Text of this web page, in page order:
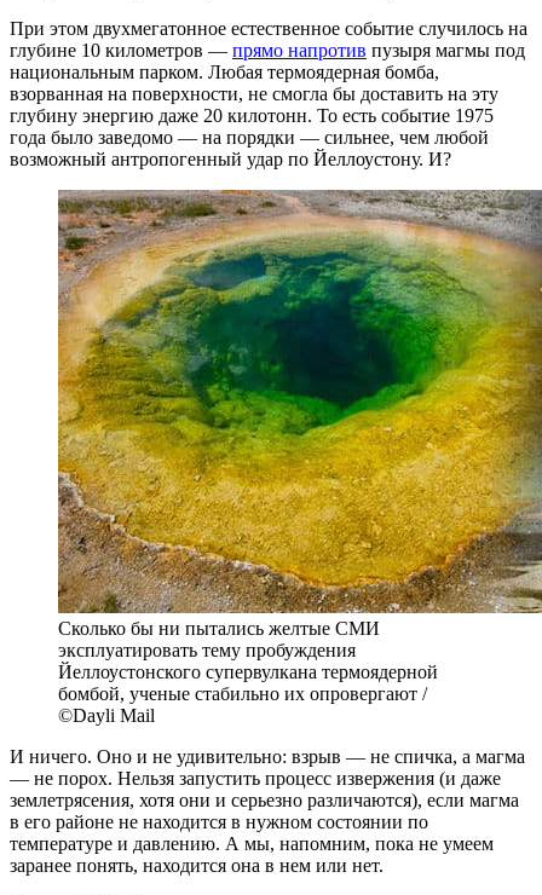
При этом двухмегатонное естественное событие случилось на
глубине 10 километров — прямо напротив пузыря магмы под
национальным парком. Любая термоядерная бомба,
взорванная на поверхности, не смогла бы доставить на эту
глубину энергию даже 20 килотонн. То есть событие 1975
года было заведомо — на порядки — сильнее, чем любой
возможный антропогенный удар по Йеллоустону. И?
Сколько бы ни пытались желтые СМИ
эксплуатировать тему пробуждения
Йеллоустонского супервулкана термоядерной
бомбой, ученые стабильно их опровергают /
©Dayli Mail
И ничего. Оно и не удивительно: взрыв — не спичка, а магма
— не порох. Нельзя запустить процесс извержения (и даже
землетрясения, хотя они и серьезно различаются), если магма
в его районе не находится в нужном состоянии по
температуре и давлению. А мы, напомним, пока не умеем
заранее понять, находится она в нем или нет.